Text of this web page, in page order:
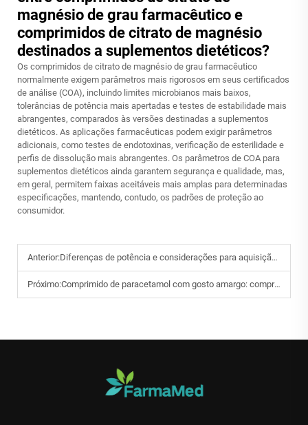
magnésio de grau farmacêutico e
comprimidos de citrato de magnésio
destinados a suplementos dietéticos?
Os comprimidos de citrato de magnésio de grau farmacêutico
normalmente exigem parâmetros mais rigorosos em seus certificados
de análise (COA), incluindo limites microbianos mais baixos,
tolerâncias de potência mais apertadas e testes de estabilidade mais
abrangentes, comparados às versões destinadas a suplementos
dietéticos. As aplicações farmacêuticas podem exigir parâmetros
adicionais, como testes de endotoxinas, verificação de esterilidade e
perfis de dissolução mais abrangentes. Os parâmetros de COA para
suplementos dietéticos ainda garantem segurança e qualidade, mas,
em geral, permitem faixas aceitáveis mais amplas para determinadas
especificações, mantendo, contudo, os padrões de proteção ao
consumidor.
Anterior:Diferenças de potência e considerações para aquisição: acetato de hidrocortisona versus butirato de hidrocortisona.
Próximo:Comprimido de paracetamol com gosto amargo: compradores africanos buscam soluções de revestimento filmogênico doce.